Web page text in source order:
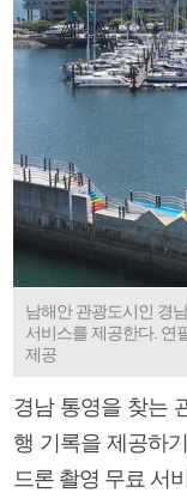
남해안 관광도시인 경
서비스를 제공한다. 연
제공
경남 통영을 찾는
행 기록을 제공하
드론 촬영 무료 서